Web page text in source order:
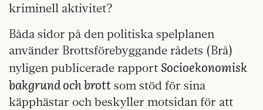
kriminell aktivitet?
Båda sidor på den politiska spelplanen
använder Brottsförebyggande rådets (Brå)
nyligen publicerade rapport Socioekonomisk
bakgrund och brott som stöd för sina
käpphästar och beskyller motsidan för att